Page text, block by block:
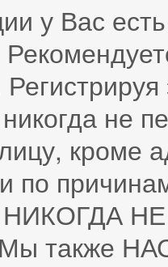
у Вас
не
кроме
по
НЕ
Мы также